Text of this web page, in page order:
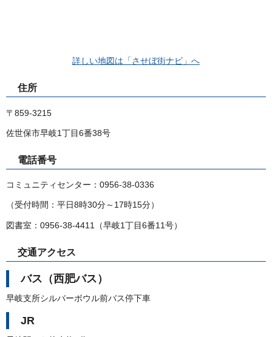
詳しい地図は「させぼ街ナビ」へ
住所
〒859-3215
佐世保市早岐1丁目6番38号
電話番号
コミュニティセンター：0956-38-0336
（受付時間：平日8時30分～17時15分）
図書室：0956-38-4411（早岐1丁目6番11号）
交通アクセス
バス（西肥バス）
早岐支所シルバーボウル前バス停下車
JR